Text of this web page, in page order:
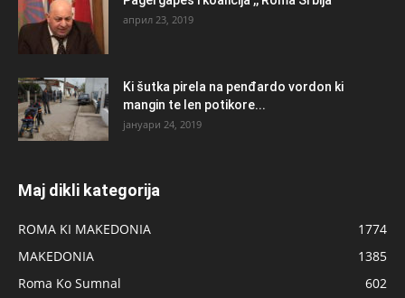
април 23, 2019
Ki šutka pirela na penđardo vordon ki
mangin te len potikore...
јануари 24, 2019
Maj dikli kategorija
ROMA KI MAKEDONIA
1774
MAKEDONIA
1385
Roma Ko Sumnal
602